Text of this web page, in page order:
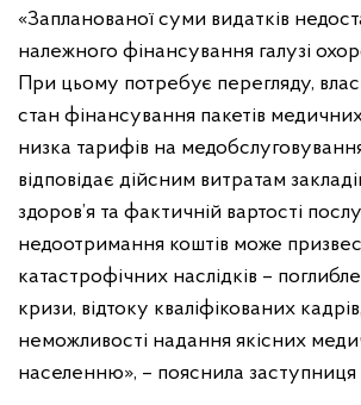
«Запланованої суми видатків
належного фінансування галузі
При цьому потребує перегляду,
стан фінансування пакетів
низка тарифів на
відповідає дійсним витратам
здоров’я та фактичній вартості
недоотримання коштів може
катастрофічних наслідків –
кризи, відтоку кваліфікованих
неможливості надання якісних
населенню», – пояснила